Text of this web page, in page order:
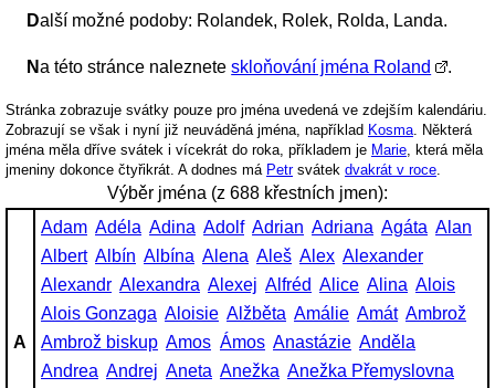
Další možné podoby: Rolandek, Rolek, Rolda, Landa.
Na této stránce nalezneteskloňování jména Roland .
Stránka zobrazuje svátky pouze pro jména uvedená ve zdejším kalendáriu.
Zobrazují se však i nyní již neuváděná jména, například Kosma . Některá
jména měla dříve svátek i vícekrát do roka, příkladem je Marie , která měla
jmeniny dokonce čtyřikrát. A dodnes má Petrsvátek dvakrát v roce
Výběr jména (z 688 křestních jmen):
A
Adam Adéla Adina Adolf Adrian Adriana Agáta Alan
Albert Albín Albína Alena Aleš Alex Alexander
Alexandr Alexandra Alexej Alfréd Alice Alina Alois
Alois Gonzaga Aloisie Alžběta Amálie Amát Ambrož
Ambrož biskup Amos Ámos Anastázie Anděla
Andrea Andrej Aneta Anežka Anežka Přemyslovna